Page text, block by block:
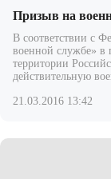
Призыв на
В соответствии с
военной службе» в
территории
действительную
21.03.2016 13:42